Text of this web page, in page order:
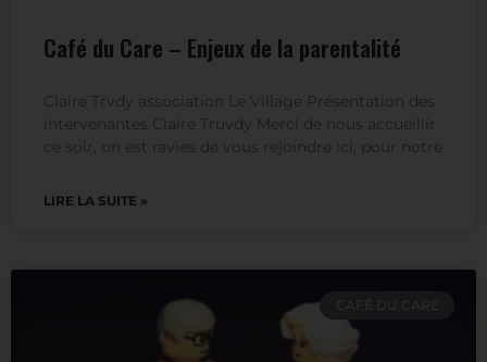
Café du Care – Enjeux de la parentalité
Claire Trvdy association Le Village Présentation des
ce soir, on est ravies de vous rejoindre ici, pour notre